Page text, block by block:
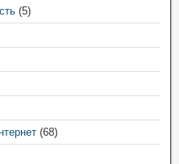
(5)
(68)